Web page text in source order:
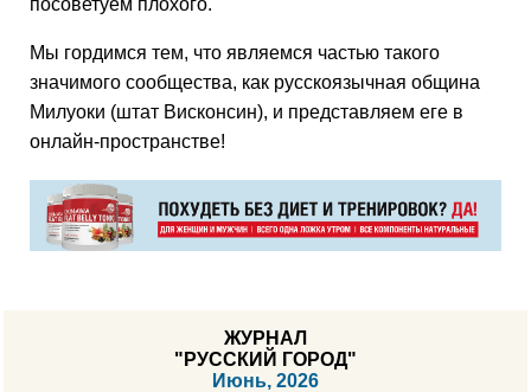
посоветуем плохого.
Мы гордимся тем, что являемся частью такого
значимого сообщества, как русскоязычная община
Милуоки (штат Висконсин), и представляем еге в
онлайн-пространстве!
ЖУРНАЛ
"РУССКИЙ ГОРОД"
Июнь, 2026